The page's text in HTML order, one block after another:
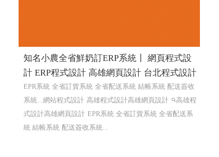
知名小農全省鮮奶訂ERP系統〡 網頁程式設
計 ERP程式設計 高雄網頁設計 台北程式設計
EPR系統 全省訂貨系統 全省配送系統 結帳系統 配送簽收
系統...網站程式設計 高雄程式設計高雄網頁設計
高雄程
式設計高雄網頁設計 EPR系統 全省訂貨系統 全省配送系
統 結帳系統 配送簽收系統...